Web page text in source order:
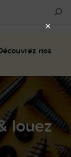
nos
louez
×